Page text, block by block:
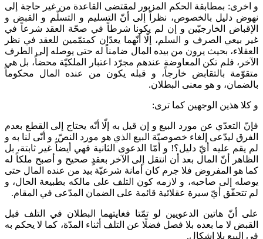
و اخرى: بمطابقة الحكم المزبور لمقتضى القاعدة من غير حاجة إلى
نهوض دليل بالخصوص، نظراً إلى أنّ التسليم و التسلّم و القبض و
الإقباض الخارجيّين و إن لم يكونا شرطاً في صحّة العقد شرعاً في
غير بيعي الصرف و السلم، إلّا أنّهما يعدّان كمتمّمين للعقد في نظر
العقلاء، بحيث يرون من بيده المال ضامناً له حتى يوصله إلى الطرف
الآخر، فلم تكن المعاوضة عندهم مجرّد اعتبار الملكيّة محضاً، بل هي
متقوّمة بالتقابض خارجاً، و قبله يكون من عنده المال محكوماً
بالضمان، و هو معنى البطلان.
و كلا هذين الوجهين كما ترى:
فإنّ التعدّي عن مورد البيع و إن قيل به إلّا أنّه يحتاج إلى القطع بعدم
الفرق ليدّعى إلغاء خصوصيّة البيع الذي هو مورد النصّ، و أنّى لنا به و
لم يقم عليه أيّ دليل؟! و أمّا الدعوى الثانية فهي أيضاً غير ثابتة، بل
الظاهر أنّ المال بعد أن انتقل إلى الآخر بعقدٍ صحيح و أصبح ملكاً له
كما هو المفروض فلا جرم كان أمانة شرعيّة بيد من عنده المال حتى
يوصله إلى صاحبه، و لازمه كون التلف على‌ مالكه بطبيعة الحال، و
لم تتحقّق أيّ سيرة عقلائية قائمة على الضمان المدّعى في المقام.
على أنّ هاتين الدعويين لو تمّتا فغايتهما البطلان في التلف قبل
القبض لا ما بعده بلا فصل فضلًا عن التلف أثناء المدّة، كما لا يحكم به
في البيع بلا إشكال.